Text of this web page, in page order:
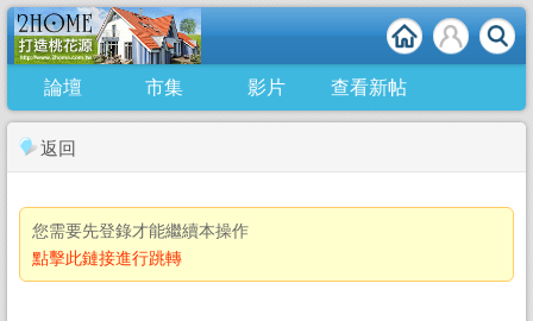
論壇 市集 影片 查看新帖
返回
您需要先登錄才能繼續本操作
點擊此鏈接進行跳轉